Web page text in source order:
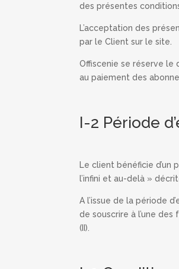
des présentes
L’acceptation des
par le Client sur le site.
Offiscenie se réserve le
au paiement des
I-2 Période
Le client bénéficie d’un
l’infini et au-delà »
A l’issue de la période
de souscrire à l’une
(II).